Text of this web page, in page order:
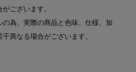
ございます。
為、実際の商品と色味、仕様、加
異なる場合がございます。